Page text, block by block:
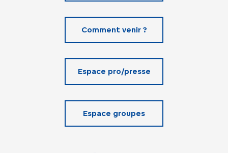
Comment venir ?
Espace pro/presse
Espace groupes